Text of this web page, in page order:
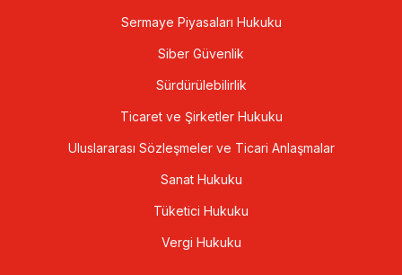
Sermaye Piyasaları Hukuku
Siber Güvenlik
Sürdürülebilirlik
Ticaret ve Şirketler Hukuku
Uluslararası Sözleşmeler ve Ticari Anlaşmalar
Sanat Hukuku
Tüketici Hukuku
Vergi Hukuku